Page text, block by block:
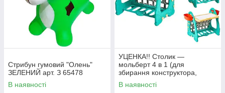
Стрибун гумовий "Олень"
ЗЕЛЕНИЙ арт. З 65478
В наявності
УЦЕНКА!! Столик —
мольберт 4 в 1 (для
збирання конструктора,
малювання, книжкова
полиця) арт. S 075
В наявності